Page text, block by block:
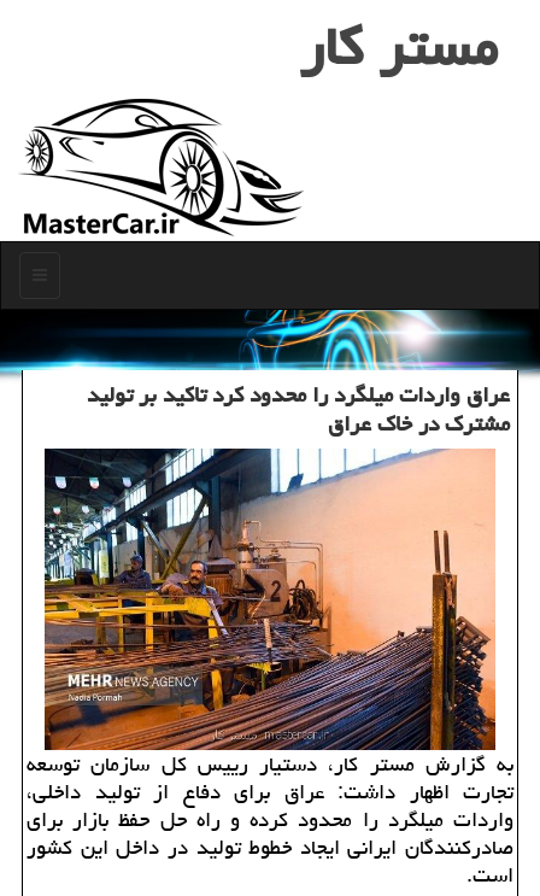
مستر كار
عراق واردات میلگرد را محدود کرد تاکید بر تولید
مشترک در خاک عراق
به گزارش مستر کار، دستیار رییس کل سازمان توسعه
تجارت اظهار داشت: عراق برای دفاع از تولید داخلی،
واردات میلگرد را محدود کرده و راه حل حفظ بازار برای
صادرکنندگان ایرانی ایجاد خطوط تولید در داخل این کشور
است.